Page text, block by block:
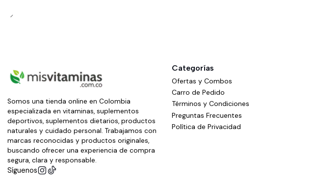
Somos una tienda online en Colombia
especializada en vitaminas, suplementos
deportivos, suplementos dietarios, productos
naturales y cuidado personal. Trabajamos con
marcas reconocidas y productos originales,
buscando ofrecer una experiencia de compra
segura, clara y responsable.
Síguenos
Categorías
Ofertas y Combos
Carro de Pedido
Términos y Condiciones
Preguntas Frecuentes
Política de Privacidad